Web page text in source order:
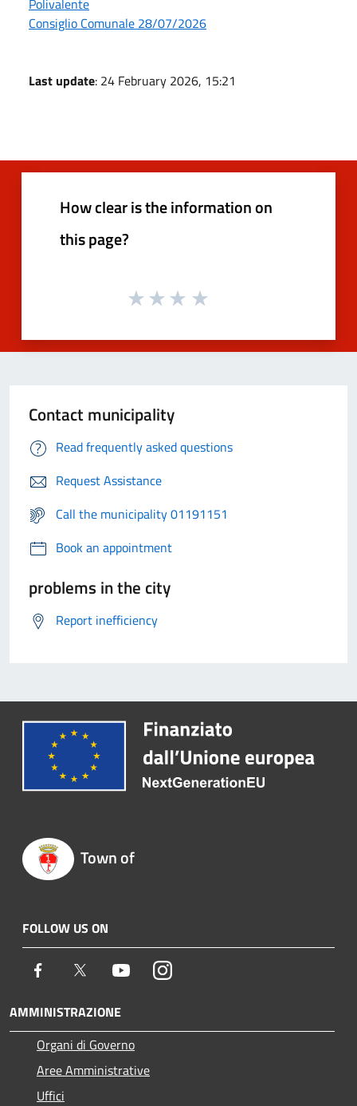
Consiglio Comunale 28/07/2026
Last update: 24 February 2026, 15:21
How clear is the information on
this page?
Contact municipality
Read frequently asked questions
Request Assistance
Call the municipality 01191151
Book an appointment
problems in the city
Report inefficiency
Town of
FOLLOW US ON
Facebook Twitter YoutubeInstagram
AMMINISTRAZIONE
Organi di Governo
Aree Amministrative
Uffici